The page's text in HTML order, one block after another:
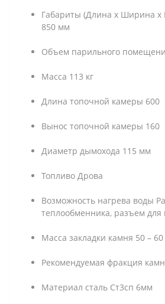
Габариты (Длина х Ширина х
850 мм
Объем парильного
Масса 113 кг
Длина топочной камеры 600
Вынос топочной камеры 160
Диаметр дымохода 115 мм
Топливо Дрова
Возможность нагрева воды
теплообменника, разъем
Масса закладки камня 50 – 60
Рекомендуемая фракция
Материал сталь Ст3сп 6мм